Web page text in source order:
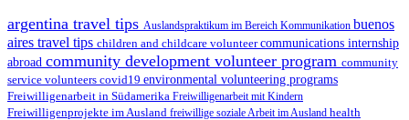
argentina travel tips Auslandspraktikum im Bereich Kommunikation buenos
aires travel tips children and childcare volunteercommunications internship
abroad community development volunteer program community
service volunteers covid19 environmental volunteering programs
Freiwilligenarbeit in Südamerika Freiwilligenarbeit mit Kindern
Freiwilligenprojekte im Ausland freiwillige soziale Arbeit im Ausland health